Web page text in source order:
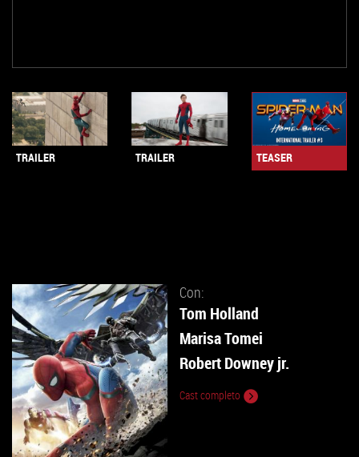
TRAILER TRAILER TEASER
Con:
Tom Holland
Marisa Tomei
Robert Downey jr.
Cast completo